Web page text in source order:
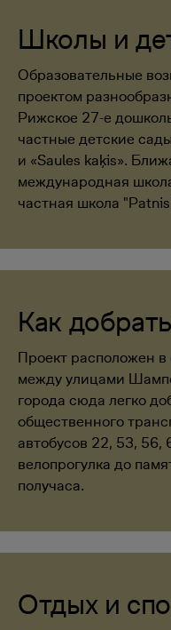
Школы и
Образовательные
проектом
Рижское 27-е
частные детские
и «Saules kaķis».
международная
частная школа
Как
Проект расположен
между улицами
города сюда легко
общественного
автобусов 22, 53, 56,
велопрогулка до
получаса.
Отдых и